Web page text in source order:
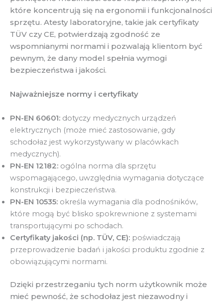
które koncentrują się na ergonomii i funkcjonalności
sprzętu. Atesty laboratoryjne, takie jak certyfikaty
TÜV czy CE, potwierdzają zgodność ze
wspomnianymi normami i pozwalają klientom być
pewnym, że dany model spełnia wymogi
bezpieczeństwa i jakości.
Najważniejsze normy i certyfikaty
PN-EN 60601: dotyczy medycznych urządzeń
elektrycznych (może mieć zastosowanie, gdy
schodołaz jest wykorzystywany w placówkach
medycznych).
PN-EN 12182: ogólna norma dla sprzętu
wspomagającego, uwzględnia wymagania dotyczące
konstrukcji i bezpieczeństwa.
PN-EN 10535: określa wymagania dla podnośników,
które mogą być blisko spokrewnione z systemami
transportującymi po schodach.
Certyfikaty jakości (np. TÜV, CE): poświadczają
przeprowadzenie badań i jakości produktu zgodnie z
obowiązującymi normami.
Dzięki przestrzeganiu tych norm użytkownik może
mieć pewność, że schodołaz jest niezawodny i